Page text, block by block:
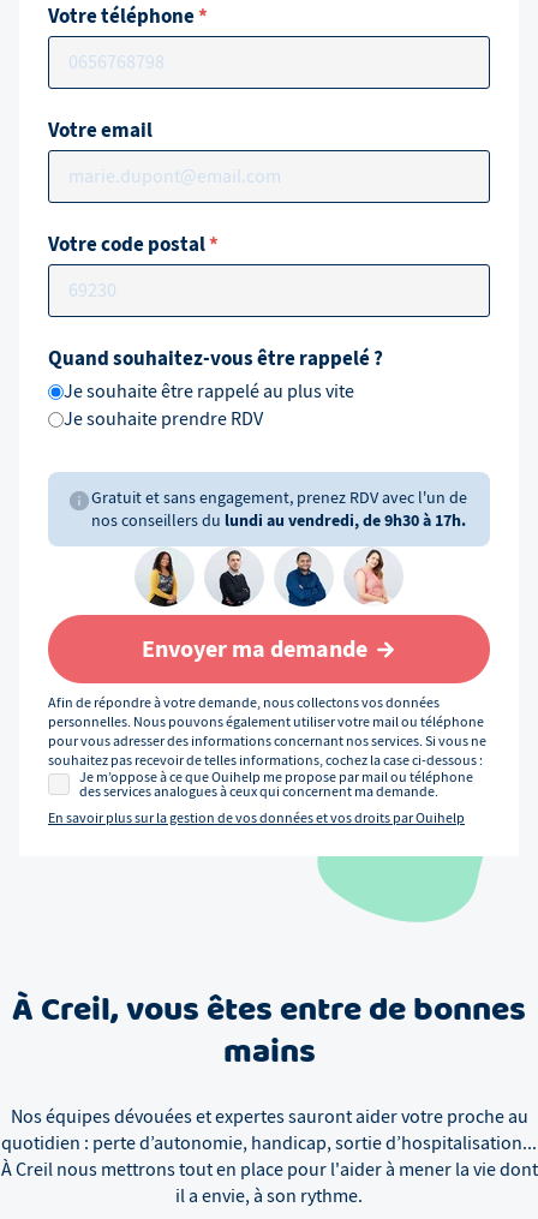
Votre téléphone*
Votre email
Votre code postal*
Quand souhaitez-vous être rappelé ?
Je souhaite être rappelé au plus vite
Je souhaite prendre RDV
Gratuit et sans engagement, prenez RDV avec l'un de
nos conseillers du lundi au vendredi, de 9h30 à 17h.
Envoyer ma demande
Afin de répondre à votre demande, nous collectons vos données
personnelles. Nous pouvons également utiliser votre mail ou téléphone
pour vous adresser des informations concernant nos services. Si vous ne
souhaitez pas recevoir de telles informations, cochez la case ci-dessous :
Je m’oppose à ce que Ouihelp me propose par mail ou téléphone
des services analogues à ceux qui concernent ma demande.
En savoir plus sur la gestion de vos données et vos droits par Ouihelp
ÀCreil, vous êtes entre de bonnes
mains
Nos équipes dévouées et expertes sauront aider votre proche au
quotidien : perte d’autonomie, handicap, sortie d’hospitalisation...
ÀCreilnous mettrons tout en place pour l'aider à mener la vie dont
il a envie, à son rythme.